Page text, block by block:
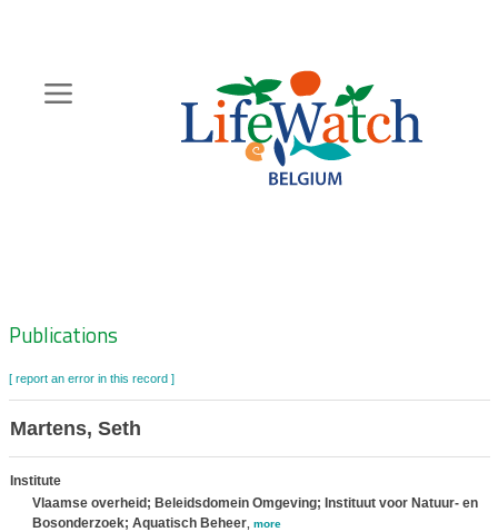
content
Zoeknavigatie
Publications
[ report an error in this record ]
Martens, Seth
Institute
Vlaamse overheid; Beleidsdomein Omgeving; Instituut voor Natuur- en
Bosonderzoek; Aquatisch Beheer, more